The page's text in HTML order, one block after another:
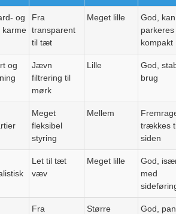
og
karme
Fra
transparent
til tæt
Meget lille
God, kan
parkeres
kompakt
og
Jævn
filtrering til
mørk
Lille
God,
brug
Meget
fleksibel
styring
Mellem
trækkes
siden
Let til tæt
væv
Meget lille
God,
med
Fra
Større
God,